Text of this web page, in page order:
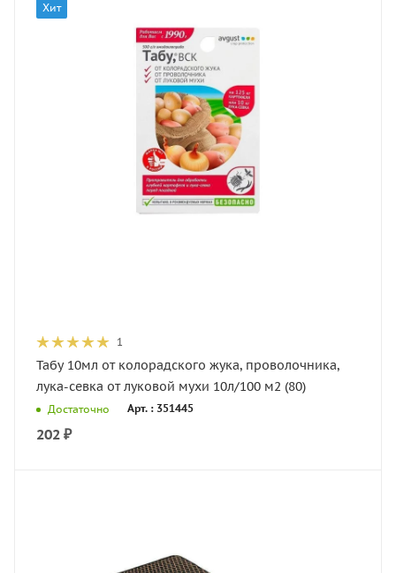
Хит
1
Табу 10мл от колорадского жука, проволочника,
лука-севка от луковой мухи 10л/100 м2 (80)
Достаточно Арт. : 351445
202 ₽